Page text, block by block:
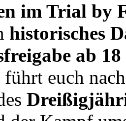
im Trial by
historisches
ab
führt euch